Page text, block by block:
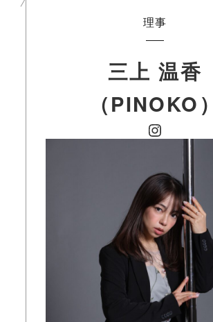
理事
三上 温香
（PINOKO）
Instagram